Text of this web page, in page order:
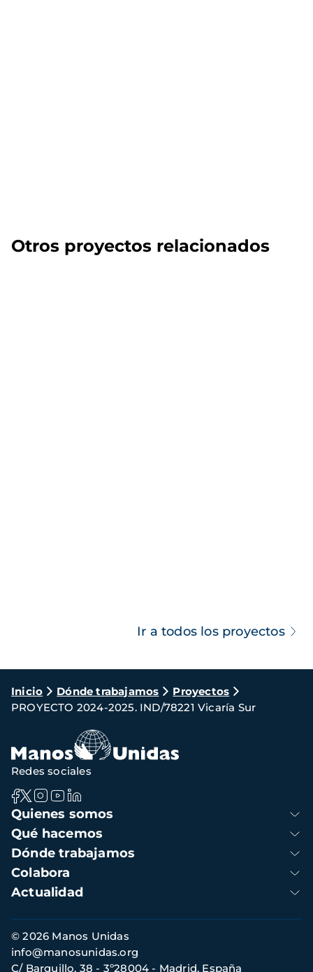
Otros proyectos relacionados
Ir a todos los proyectos
Ruta
de
navegación
Inicio Dónde trabajamos
Proyectos
PROYECTO 2024-2025. IND/78221 Vicaría Sur
Navegación
principal
Quienes somos
Qué hacemos
Dónde trabajamos
Colabora
Actualidad
Redes sociales
Información
de
contacto
© 2026 Manos Unidas
C/ Barquillo, 38 - 3º28004 - Madrid, España
info@manosunidas.org